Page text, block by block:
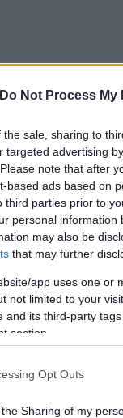
Do Not Process
the sale, sharing to
targeted advertising
note that after
based ads based on
third parties prior to
personal information
may also be
that may further
app uses one or
not limited to your
and its third-party
section.
Opt Outs
Sharing of my